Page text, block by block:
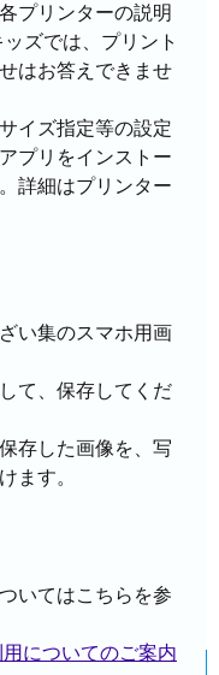
プリンターの説明
ズでは、プリント
はお答えできませ
イズ指定等の設定
プリをインストー
詳細はプリンター
い集のスマホ用画
て、保存してくだ
存した画像を、写
ます。
いてはこちらを参
についてのご案内